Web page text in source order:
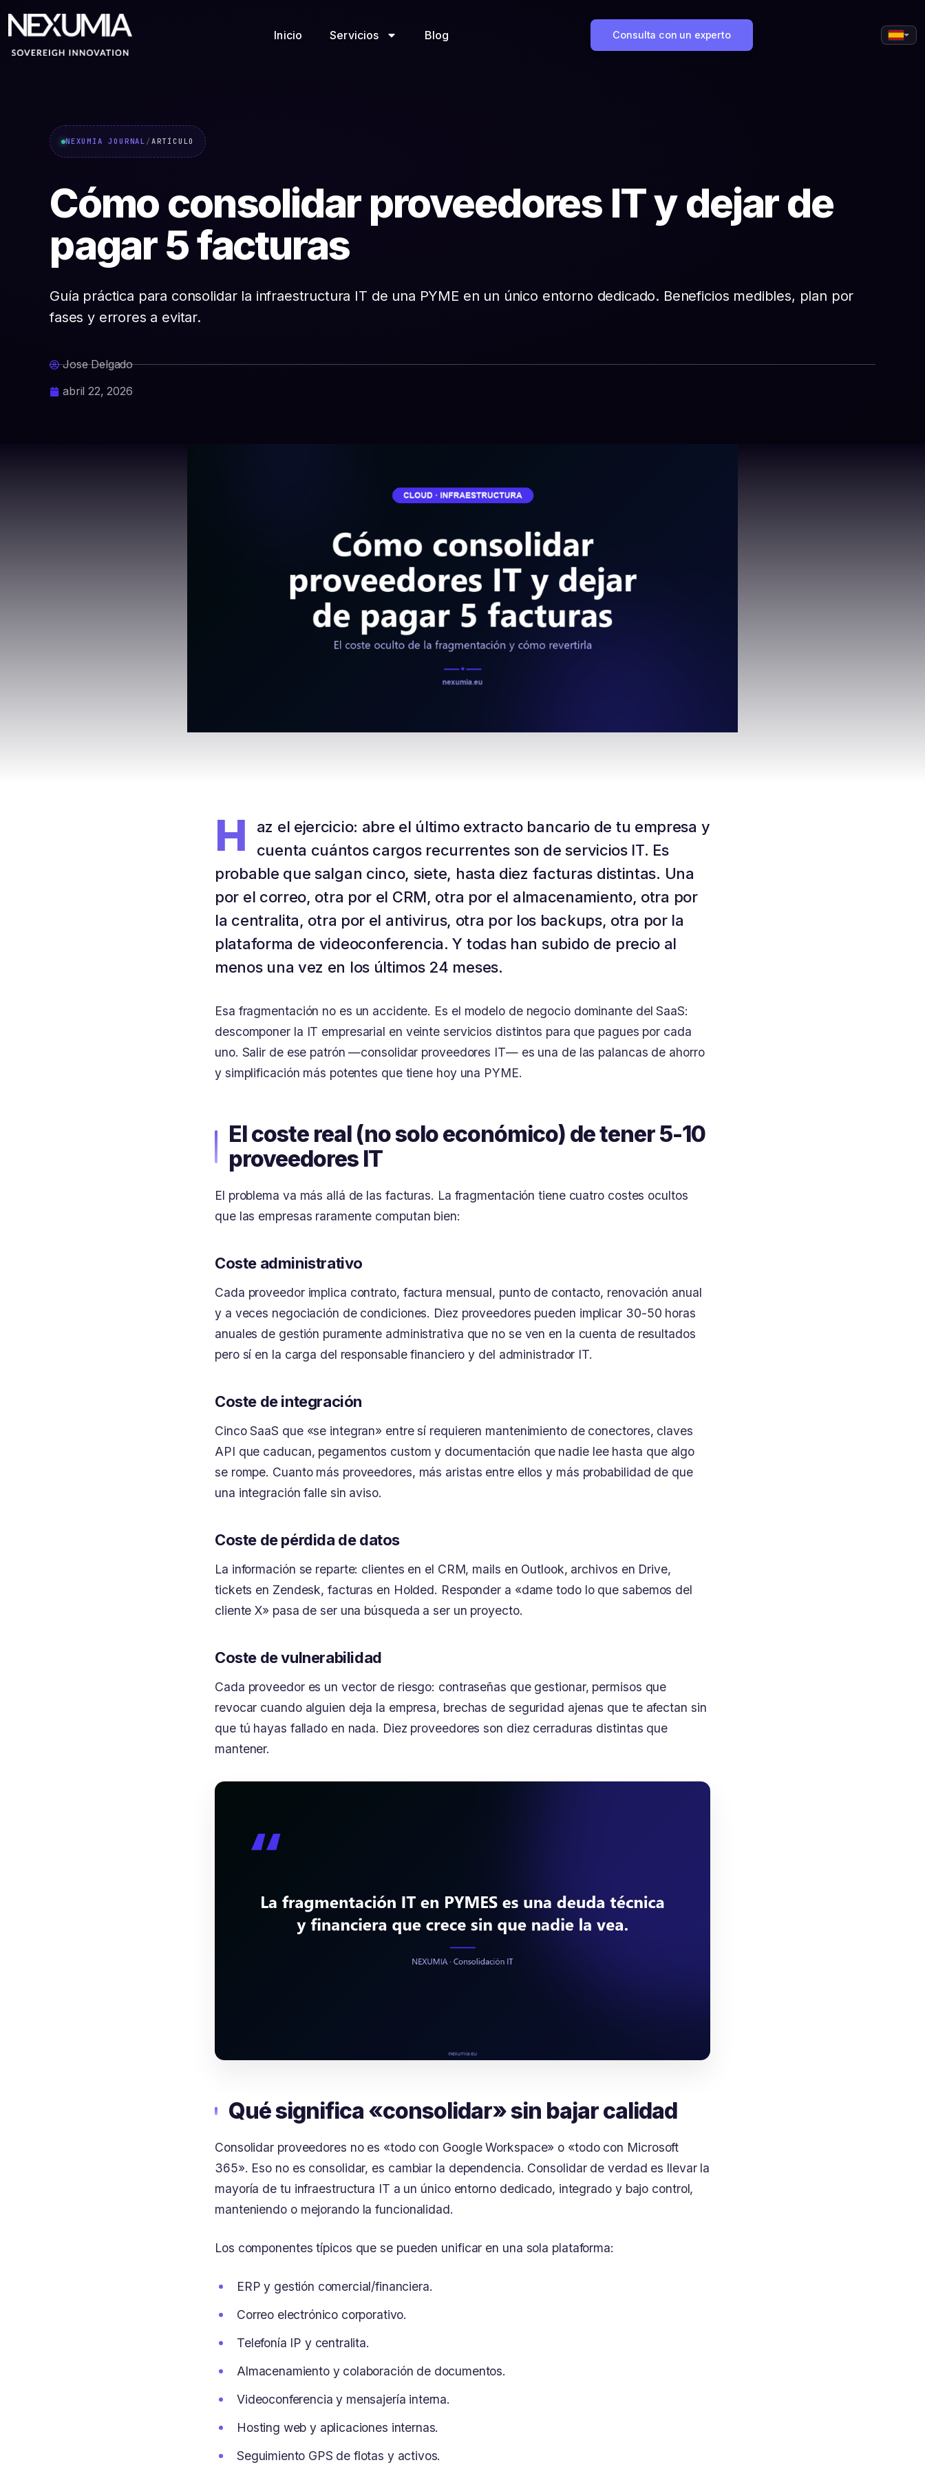
Inicio Servicios Blog Consulta con un experto
NEXUMIA JOURNAL /ARTÍCULO
Cómo consolidar proveedores IT y dejar de
pagar 5 facturas
Guía práctica para consolidar la infraestructura IT de una PYME en un único entorno dedicado. Beneficios medibles, plan por
fases y errores a evitar.
Jose Delgado
abril 22, 2026
H
az el ejercicio: abre el último extracto bancario de tu empresa y
cuenta cuántos cargos recurrentes son de servicios IT. Es
probable que salgan cinco, siete, hasta diez facturas distintas. Una
por el correo, otra por el CRM, otra por el almacenamiento, otra por
la centralita, otra por el antivirus, otra por los backups, otra por la
plataforma de videoconferencia. Y todas han subido de precio al
menos una vez en los últimos 24 meses.
Esa fragmentación no es un accidente. Es el modelo de negocio dominante del SaaS:
descomponer la IT empresarial en veinte servicios distintos para que pagues por cada
uno. Salir de ese patrón —consolidar proveedores IT— es una de las palancas de ahorro
y simplificación más potentes que tiene hoy una PYME.
El coste real (no solo económico) de tener 5-10
proveedores IT
El problema va más allá de las facturas. La fragmentación tiene cuatro costes ocultos
que las empresas raramente computan bien:
Coste administrativo
Cada proveedor implica contrato, factura mensual, punto de contacto, renovación anual
y a veces negociación de condiciones. Diez proveedores pueden implicar 30-50 horas
anuales de gestión puramente administrativa que no se ven en la cuenta de resultados
pero sí en la carga del responsable financiero y del administrador IT.
Coste de integración
Cinco SaaS que «se integran» entre sí requieren mantenimiento de conectores, claves
API que caducan, pegamentos custom y documentación que nadie lee hasta que algo
se rompe. Cuanto más proveedores, más aristas entre ellos y más probabilidad de que
una integración falle sin aviso.
Coste de pérdida de datos
La información se reparte: clientes en el CRM, mails en Outlook, archivos en Drive,
tickets en Zendesk, facturas en Holded. Responder a «dame todo lo que sabemos del
cliente X» pasa de ser una búsqueda a ser un proyecto.
Coste de vulnerabilidad
Cada proveedor es un vector de riesgo: contraseñas que gestionar, permisos que
revocar cuando alguien deja la empresa, brechas de seguridad ajenas que te afectan sin
que tú hayas fallado en nada. Diez proveedores son diez cerraduras distintas que
mantener.
Qué significa «consolidar» sin bajar calidad
Consolidar proveedores no es «todo con Google Workspace» o «todo con Microsoft
365». Eso no es consolidar, es cambiar la dependencia. Consolidar de verdad es llevar la
mayoría de tu infraestructura IT a un único entorno dedicado, integrado y bajo control,
manteniendo o mejorando la funcionalidad.
Los componentes típicos que se pueden unificar en una sola plataforma:
ERP y gestión comercial/financiera.
Correo electrónico corporativo.
Telefonía IP y centralita.
Almacenamiento y colaboración de documentos.
Videoconferencia y mensajería interna.
Hosting web y aplicaciones internas.
Seguimiento GPS de flotas y activos.